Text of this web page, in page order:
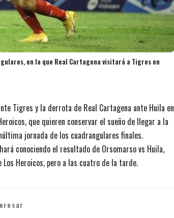
en la que Real Cartagena visitará a Tigres en
Tigres y la derrota de Real Cartagena ante Huila en
que quieren conservar el sueño de llegar a la
jornada de los cuadrangulares finales.
conociendo el resultado de Orsomarso vs Huila,
Heroicos, pero a las cuatro de la tarde.